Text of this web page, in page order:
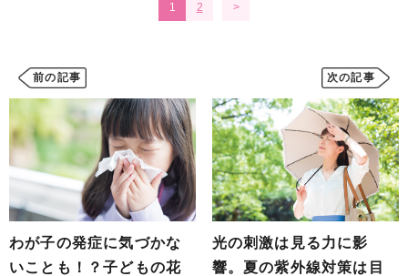
1 2
前の記事
わが子の発症に気づかな
いことも！？子どもの花
次の記事
光の刺激は見る力に影
響。夏の紫外線対策は目